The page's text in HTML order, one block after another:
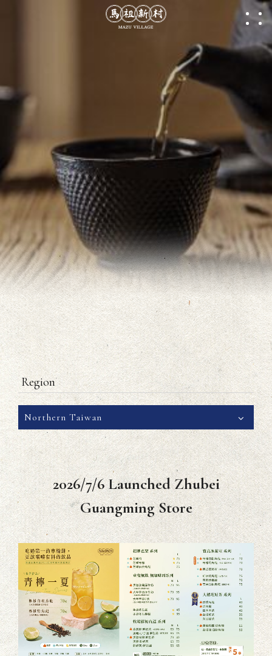
Region
Northern Taiwan
2026/7/6 Launched Zhubei
Guangming Store